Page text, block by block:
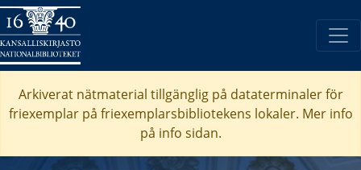
Arkiverat nätmaterial tillgänglig på dataterminaler för
friexemplar på friexemplarsbibliotekens lokaler. Mer info
på info sidan.